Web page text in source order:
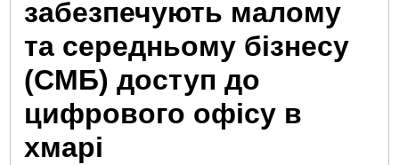
забезпечують малому
та середньому бізнесу
(СМБ) доступ до
цифрового офісу в
хмарі